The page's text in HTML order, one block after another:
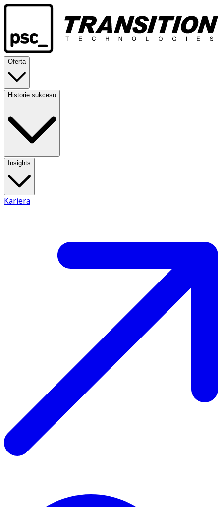
Oferta
Historie sukcesu
Insights
Kariera